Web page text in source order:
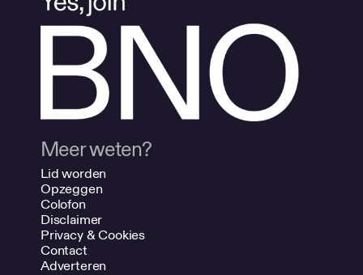
Meer weten?
Lid worden
Opzeggen
Colofon
Disclaimer
Privacy & Cookies
Contact
Adverteren